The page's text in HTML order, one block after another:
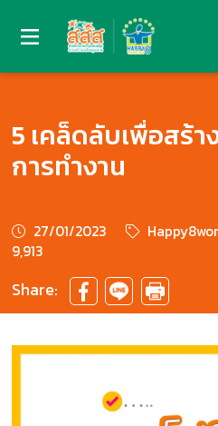
5 เคล็ดลับเพื่อสร้า
การทำงาน
27/01/2023
9,913
Share: